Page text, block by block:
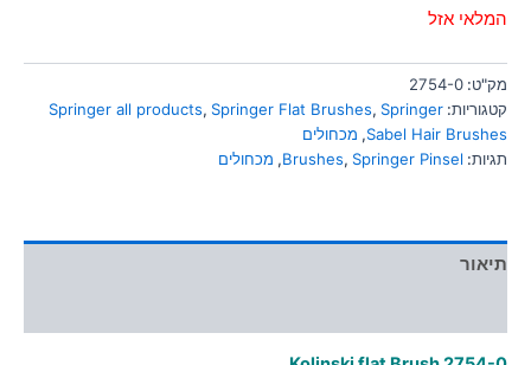
font_download סמן קישורים
לאפס
כל
cached
המלאי אזל
מק"ט: 2754-0
קטגוריות:
Springer all products, Springer Flat Brushes, Springer
Sabel Hair Brushes
, מכחולים
תגיות:
Brushes, Springer Pinsel
, מכחולים
תיאור